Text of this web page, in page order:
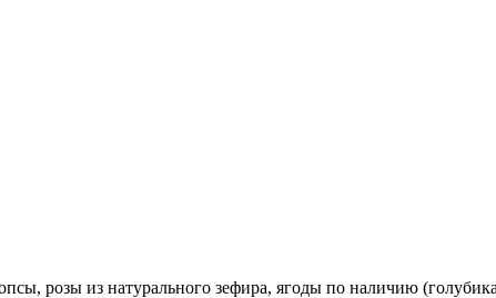
розы из натурального зефира, ягоды по наличию